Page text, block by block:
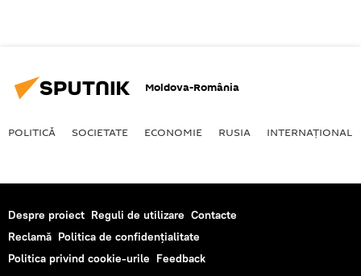
Moldova-România
POLITICĂ SOCIETATE ECONOMIE RUSIA INTERNAŢIONAL
Despre proiect Reguli de utilizare Contacte
Reclamă Politica de confidențialitate
Politica privind cookie-urile Feedback